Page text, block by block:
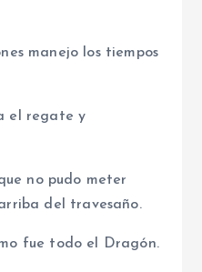
manejo los tiempos
el regate y
no pudo meter
del travesaño.
fue todo el Dragón.